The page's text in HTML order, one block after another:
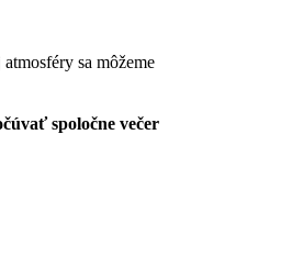
sa môžeme
spoločne večer